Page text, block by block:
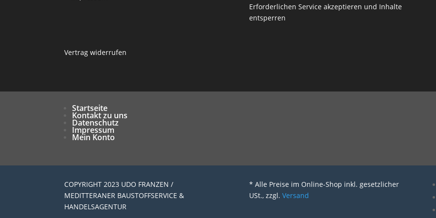
Vertrag widerrufen
Erforderlichen Service akzeptieren und Inhalte
entsperren
Startseite
Kontakt zu uns
Datenschutz
Impressum
Mein Konto
COPYRIGHT 2023 UDO FRANZEN /
MEDITTERANER BAUSTOFFSERVICE &
HANDELSAGENTUR
* Alle Preise im Online-Shop inkl. gesetzlicher
USt., zzgl. Versand